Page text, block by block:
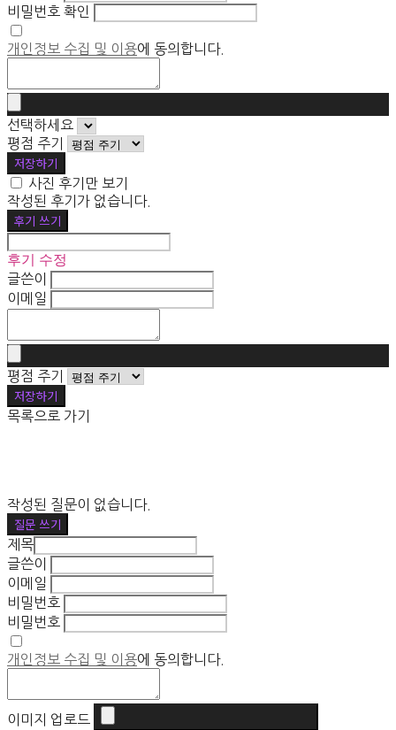
비밀번호 확인
개인정보 수집 및 이용에 동의합니다.
선택하세요
평점 주기
저장하기
사진 후기만 보기
작성된 후기가 없습니다.
후기 쓰기
후기 수정
글쓴이
이메일
평점 주기
저장하기
목록으로 가기
작성된 질문이 없습니다.
질문 쓰기
제목
글쓴이
이메일
비밀번호
비밀번호
개인정보 수집 및 이용에 동의합니다.
이미지 업로드